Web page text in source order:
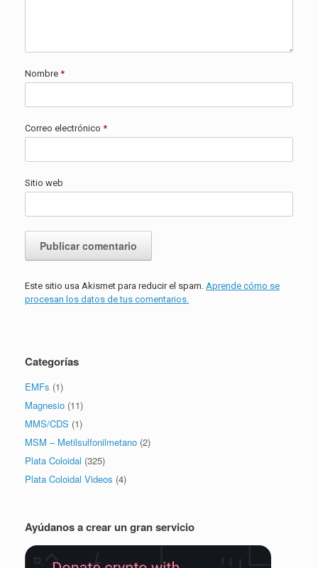
Nombre *
Correo electrónico *
Sitio web
Este sitio usa Akismet para reducir el spam. Aprende cómo se
procesan los datos de tus comentarios.
Categorías
EMFs (1)
Magnesio (11)
MMS/CDS (1)
MSM – Metilsulfonilmetano (2)
Plata Coloidal (325)
Plata Coloidal Videos (4)
Ayúdanos a crear un gran servicio